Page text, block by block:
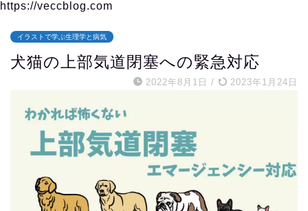
https://veccblog.com
イラストで学ぶ生理学と病気
犬猫の上部気道閉塞への緊急対応
2022年8月1日 / 2023年1月24日